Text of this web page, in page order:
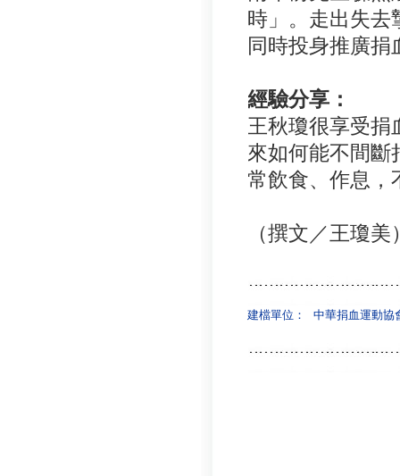
時」。走出失去
同時投身推廣捐
經驗分享：
王秋瓊很享受捐
來如何能不間斷
常飲食、作息，
（撰文／王瓊美
建檔單位： 中華捐血運動協